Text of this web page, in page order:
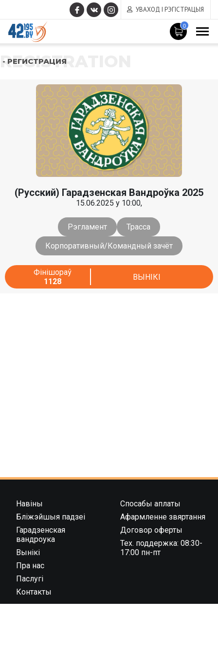
УВАХОД І РЭГІСТРАЦЫЯ
0
REGISTRATION
- РЕГИСТРАЦИЯ
(Русский) Гарадзенская Вандроўка 2025
15.06.2025 у 10:00,
Рэгламент Трасса
Корпоративный/Командный зачёт
Фінішораў
1128
ВЫНІКІ
Навіны
Бліжэйшыя падзеі
Гарадзенская
вандроука
Вынікі
Пра нас
Паслугі
Контакты
Спосабы аплаты
Афармленне звяртання
Договор оферты
Тех. поддержка: 08:30-
17:00 пн-пт